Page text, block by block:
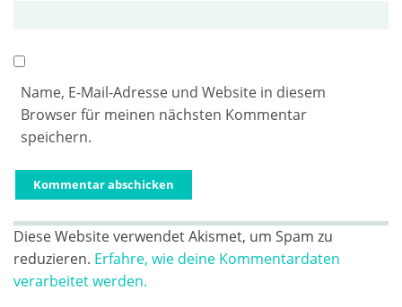
Name, E-Mail-Adresse und Website in diesem
Browser für meinen nächsten Kommentar
speichern.
Diese Website verwendet Akismet, um Spam zu
reduzieren. Erfahre, wie deine Kommentardaten
verarbeitet werden.